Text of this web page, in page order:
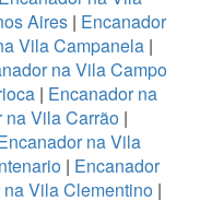
Aires | Encanador
Vila Campanela |
na Vila Campo
| Encanador na
na Vila Carrão|
na Vila
| Encanador
Vila Clementino|